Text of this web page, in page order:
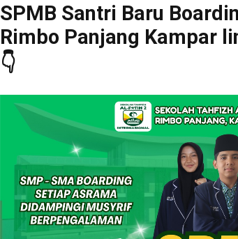
SPMB Santri Baru
Rimbo Panjang Kampar
👇